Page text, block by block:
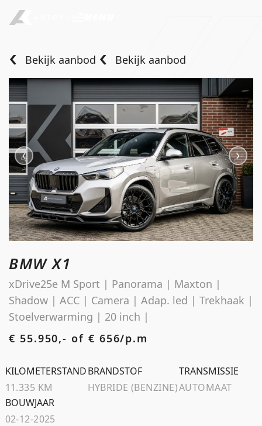
Aanbod
Diensten
Over ons
Verkocht
Contact
info@autokempeneers.nl
Schoolstraat 5A
4194 TG Meteren Nederland
Bekijk aanbod Bekijk aanbod
BMW X1
xDrive25e M Sport | Panorama | Maxton |
Shadow | ACC | Camera | Adap. led | Trekhaak |
Stoelverwarming | 20 inch |
€ 55.950,- of € 656/p.m
KILOMETERSTAND
11.335 KM
BRANDSTOF
HYBRIDE (BENZINE)
TRANSMISSIE
AUTOMAAT
BOUWJAAR
02-12-2025